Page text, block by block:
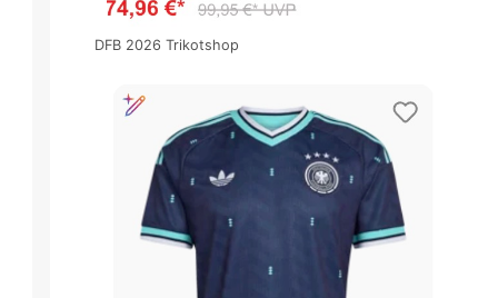
DFB 2026 Trikotshop